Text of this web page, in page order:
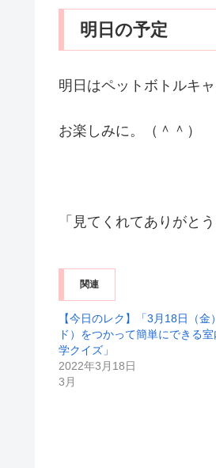
明日の予定
明日はペットボトルキ
お楽しみに。（＾＾）
「見てくれてありがと
関連
【今日のレク】「3月18日（
ド）をつかって簡単にできる
学クイズ」
2022年3月18日
3月